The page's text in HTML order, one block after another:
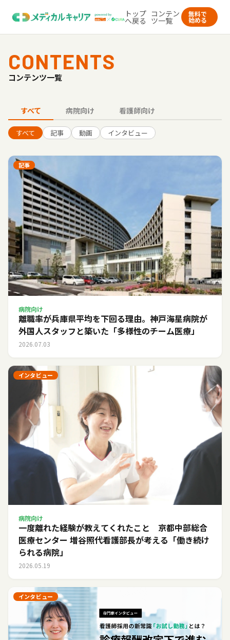
トップ
へ戻る
コンテン
ツ一覧
無料で
始める
CONTENTS
コンテンツ一覧
すべて 病院向け 看護師向け
すべて 記事 動画 インタビュー
記事
病院向け
離職率が兵庫県平均を下回る理由。神戸海星病院が
外国人スタッフと築いた「多様性のチーム医療」
2026.07.03
インタビュー
病院向け
一度離れた経験が教えてくれたこと 京都中部総合
医療センター 増谷照代看護部長が考える「働き続け
られる病院」
2026.05.19
インタビュー